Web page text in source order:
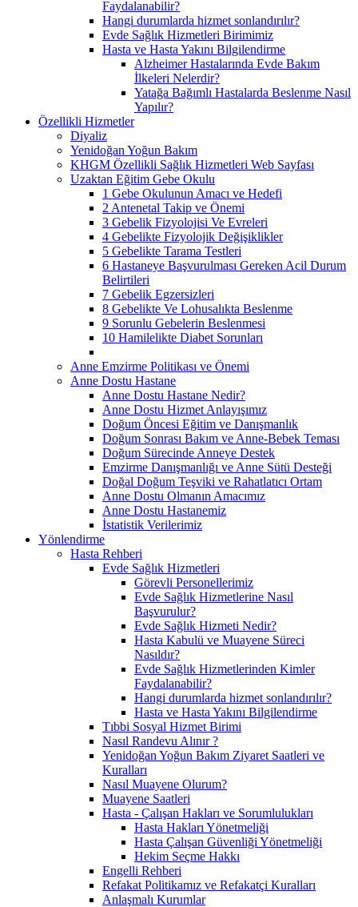
Faydalanabilir?
Hangi durumlarda hizmet sonlandırılır?
Evde Sağlık Hizmetleri Birimimiz
Hasta ve Hasta Yakını Bilgilendirme
Alzheimer Hastalarında Evde Bakım
İlkeleri Nelerdir?
Yatağa Bağımlı Hastalarda Beslenme Nasıl
Yapılır?
Özellikli Hizmetler
Diyaliz
Yenidoğan Yoğun Bakım
KHGM Özellikli Sağlık Hizmetleri Web Sayfası
Uzaktan Eğitim Gebe Okulu
1 Gebe Okulunun Amacı ve Hedefi
2 Antenetal Takip ve Önemi
3 Gebelik Fizyolojisi Ve Evreleri
4 Gebelikte Fizyolojik Değişiklikler
5 Gebelikte Tarama Testleri
6 Hastaneye Başvurulması Gereken Acil Durum
Belirtileri
7 Gebelik Egzersizleri
8 Gebelikte Ve Lohusalıkta Beslenme
9 Sorunlu Gebelerin Beslenmesi
10 Hamilelikte Diabet Sorunları
Anne Emzirme Politikası ve Önemi
Anne Dostu Hastane
Anne Dostu Hastane Nedir?
Anne Dostu Hizmet Anlayışımız
Doğum Öncesi Eğitim ve Danışmanlık
Doğum Sonrası Bakım ve Anne-Bebek Teması
Doğum Sürecinde Anneye Destek
Emzirme Danışmanlığı ve Anne Sütü Desteği
Doğal Doğum Teşviki ve Rahatlatıcı Ortam
Anne Dostu Olmanın Amacımız
Anne Dostu Hastanemiz
İstatistik Verilerimiz
Yönlendirme
Hasta Rehberi
Evde Sağlık Hizmetleri
Görevli Personellerimiz
Evde Sağlık Hizmetlerine Nasıl
Başvurulur?
Evde Sağlık Hizmeti Nedir?
Hasta Kabulü ve Muayene Süreci
Nasıldır?
Evde Sağlık Hizmetlerinden Kimler
Faydalanabilir?
Hangi durumlarda hizmet sonlandırılır?
Hasta ve Hasta Yakını Bilgilendirme
Tıbbi Sosyal Hizmet Birimi
Nasıl Randevu Alınır ?
Yenidoğan Yoğun Bakım Ziyaret Saatleri ve
Kuralları
Nasıl Muayene Olurum?
Muayene Saatleri
Hasta - Çalışan Hakları ve Sorumlulukları
Hasta Hakları Yönetmeliği
Hasta Çalışan Güvenliği Yönetmeliği
Hekim Seçme Hakkı
Engelli Rehberi
Refakat Politikamız ve Refakatçi Kuralları
Anlaşmalı Kurumlar